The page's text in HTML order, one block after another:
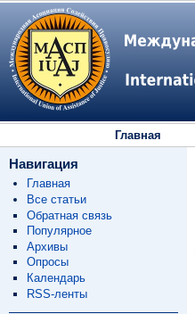
Главная
Навигация
Главная
Все статьи
Обратная связь
Популярное
Архивы
Опросы
Календарь
RSS-ленты